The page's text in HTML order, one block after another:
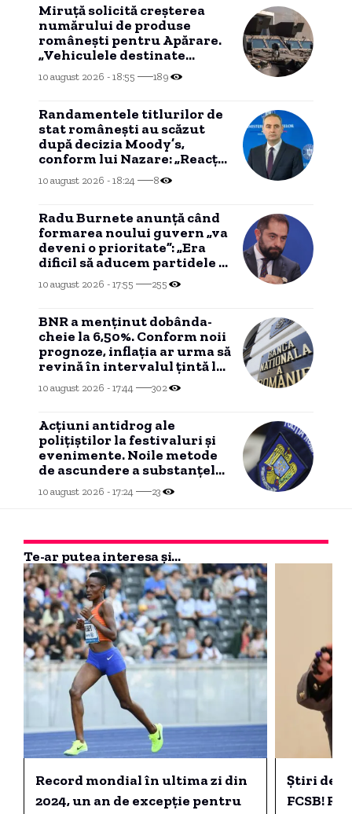
Miruță solicită creșterea
numărului de produse
românești pentru Apărare.
„Vehiculele destinate
Armatei Române au
eticheta «Fabricat în
10 august 2026 - 18:55 189
Randamentele titlurilor de
stat românești au scăzut
după decizia Moody’s,
conform lui Nazare: „Reacția
piețelor a fost una
favorabilă”
10 august 2026 - 18:24 8
Radu Burnete anunță când
formarea noului guvern „va
deveni o prioritate”: „Era
dificil să aducem partidele la
masă”
10 august 2026 - 17:55 255
BNR a menținut dobânda-
cheie la 6,50%. Conform noii
prognoze, inflația ar urma să
revină în intervalul țintă la
finalul lui 2027.
10 august 2026 - 17:44 302
Acțiuni antidrog ale
polițiștilor la festivaluri și
evenimente. Noile metode
de ascundere a substanțelor
interzise.
10 august 2026 - 17:24 23
Te-ar putea interesa și...
Record mondial în ultima zi din
2024, un an de excepție pentru
Știri de
FCSB!